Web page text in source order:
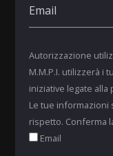
Autorizzazione
M.M.P.I. utilizzerà i
iniziative legate
Le tue informazioni
rispetto. Conferma
Email